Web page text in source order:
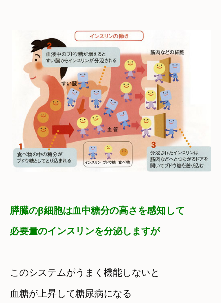
膵臓のβ細胞は血中糖分の高さを感知して
必要量のインスリンを分泌しますが
このシステムがうまく機能しないと
血糖が上昇して糖尿病になる